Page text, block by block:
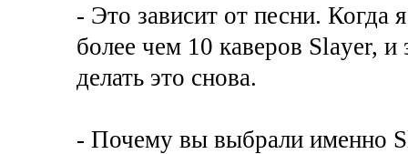
- Это зависит от песни.
более чем 10 каверов Slayer,
делать это снова.
- Почему вы выбрали именно